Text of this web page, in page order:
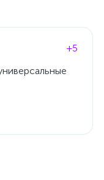
+5